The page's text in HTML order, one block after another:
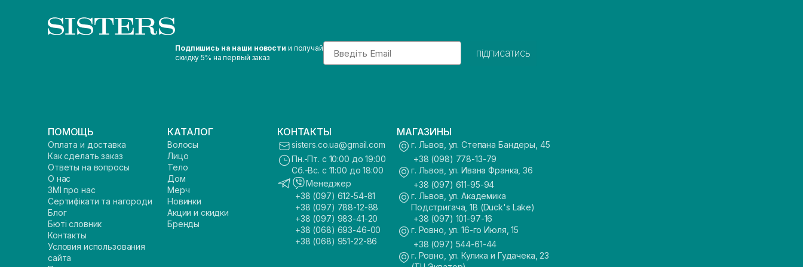
Подпишись на наши новости и получай
скидку 5% на первый заказ
Email
підписатись
ПОМОЩЬ
Оплата и доставка
Как сделать заказ
Ответы на вопросы
О нас
ЗМІ про нас
Сертифікати та нагороди
Блог
Бюті словник
Контакты
Условия использования
сайта
КАТАЛОГ
Волосы
Лицо
Тело
Дом
Мерч
Новинки
Акции и скидки
Бренды
КОНТАКТЫ
sisters.co.ua@gmail.com
Пн.-Пт. с 10:00 до 19:00
Сб.-Вс. с 11:00 до 18:00
Менеджер
+38 (097) 612-54-81
+38 (097) 788-12-88
+38 (097) 983-41-20
+38 (068) 693-46-00
+38 (068) 951-22-86
МАГАЗИНЫ
г. Львов, ул. Степана Бандеры, 45
+38 (098) 778-13-79
г. Львов, ул. Ивана Франка, 36
+38 (097) 611-95-94
г. Львов, ул. Академика
Подстригача, 1В (Duck's Lake)
+38 (097) 101-97-16
г. Ровно, ул. 16-го Июля, 15
+38 (097) 544-61-44
г. Ровно, ул. Кулика и Гудачека, 23